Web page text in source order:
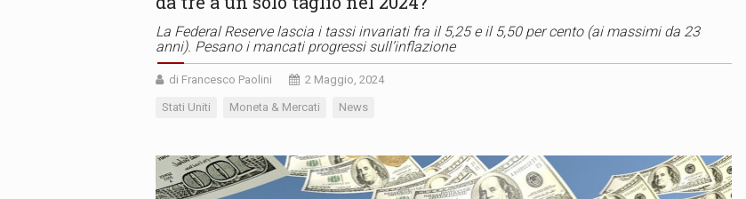
La Federal Reserve lascia i tassi invariati fra il 5,25 e il 5,50 per cento (ai massimi da 23
anni). Pesano i mancati progressi sull’inflazione
di Francesco Paolini 2 Maggio, 2024
Stati Uniti Moneta & Mercati News